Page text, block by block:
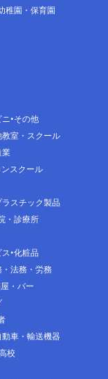
稚園・保育園
その他
教室・スクール
業
スクール
ラスチック製品
・診療所
化粧品
法務・労務
・バー
動車・輸送機器
校